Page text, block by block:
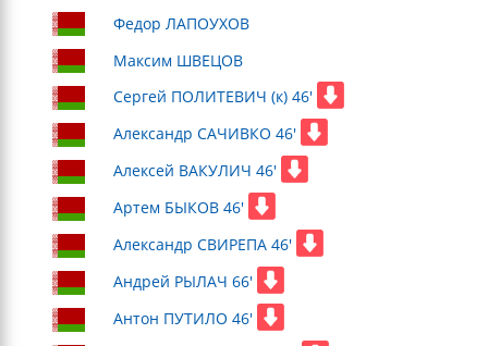
Федор ЛАПОУХОВ
Максим ШВЕЦОВ
Сергей ПОЛИТЕВИЧ (к) 46'
Александр САЧИВКО 46'
Алексей ВАКУЛИЧ 46'
Артем БЫКОВ 46'
Александр СВИРЕПА 46'
Андрей РЫЛАЧ 66'
Антон ПУТИЛО 46'